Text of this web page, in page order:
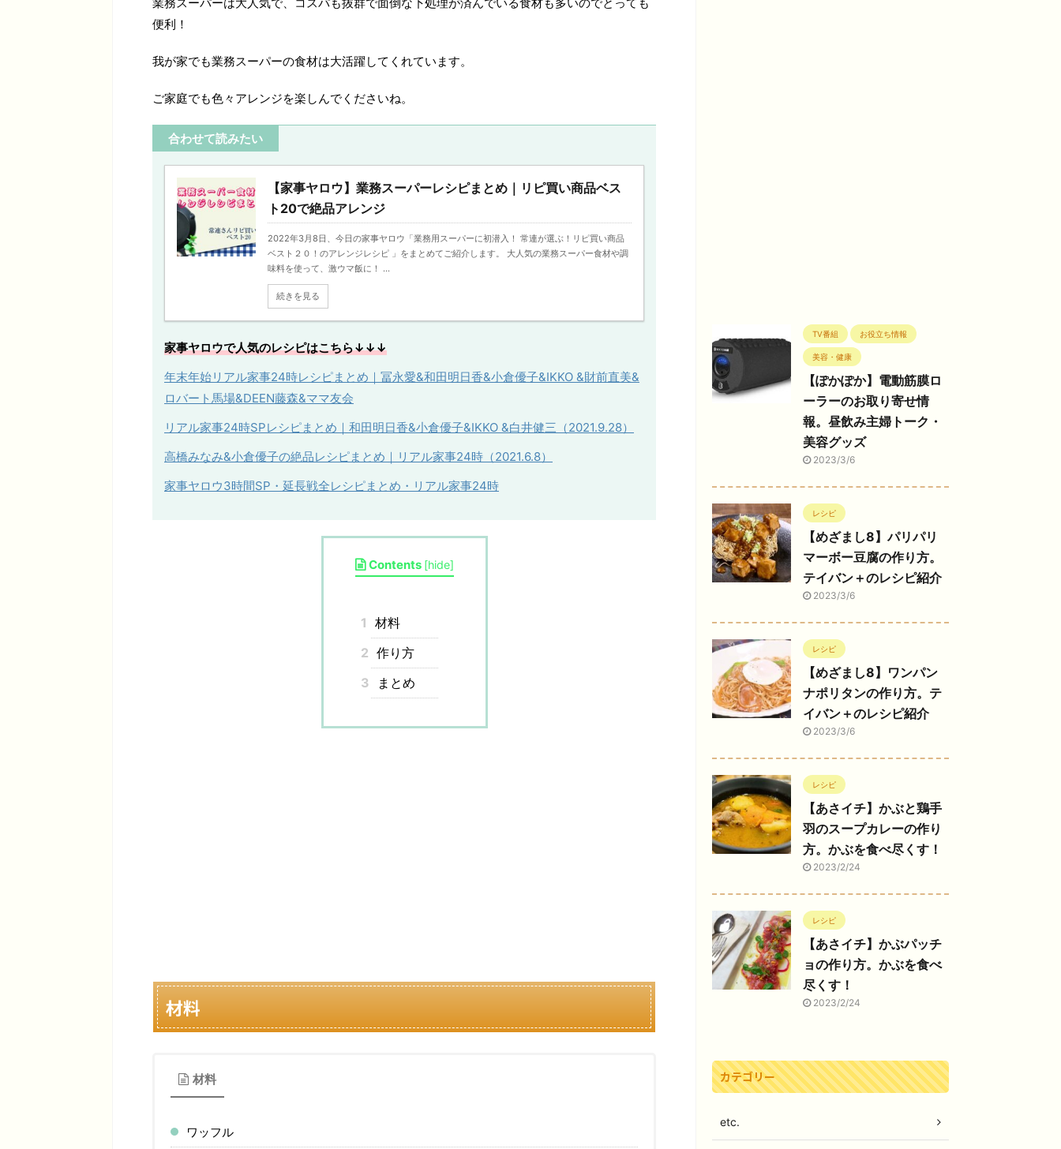
便利！
我が家でも業務スーパーの食材は大活躍してくれています。
ご家庭でも色々アレンジを楽しんでくださいね。
合わせて読みたい
【家事ヤロウ】業務スーパーレシピまとめ｜リピ買い商品ベス
ト20で絶品アレンジ
2022年3月8日、今日の家事ヤロウ「業務用スーパーに初潜入！ 常連が選ぶ！リピ買い商品
ベスト２０！のアレンジレシピ 」をまとめてご紹介します。 大人気の業務スーパー食材や調
味料を使って、激ウマ飯に！ ...
続きを見る
家事ヤロウで人気のレシピはこちら↓↓↓
年末年始リアル家事24時レシピまとめ｜冨永愛&和田明日香&小倉優子&IKKO &財前直美&
ロバート馬場&DEEN藤森&ママ友会
リアル家事24時SPレシピまとめ｜和田明日香&小倉優子&IKKO &白井健三（2021.9.28）
高橋みなみ&小倉優子の絶品レシピまとめ｜リアル家事24時（2021.6.8）
家事ヤロウ3時間SP・延長戦全レシピまとめ・リアル家事24時
Contents [hide]
1 材料
2 作り方
3
まとめ
材料
材料
ワッフル
TV番組 お役立ち情報
美容・健康
【ぽかぽか】電動筋膜ロ
ーラーのお取り寄せ情
報。昼飲み主婦トーク・
美容グッズ
2023/3/6
レシピ
【めざまし8】パリパリ
マーボー豆腐の作り方。
テイバン＋のレシピ紹介
2023/3/6
レシピ
【めざまし8】ワンパン
ナポリタンの作り方。テ
イバン＋のレシピ紹介
2023/3/6
レシピ
【あさイチ】かぶと鶏手
羽のスープカレーの作り
方。かぶを食べ尽くす！
2023/2/24
レシピ
【あさイチ】かぶパッチ
ョの作り方。かぶを食べ
尽くす！
2023/2/24
カテゴリー
etc.